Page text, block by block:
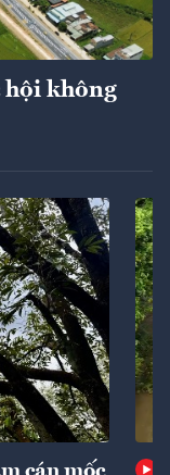
hội không